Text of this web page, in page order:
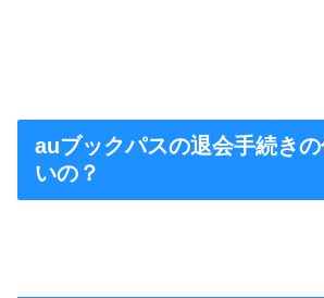
auブックパスの退会手続き
いの？